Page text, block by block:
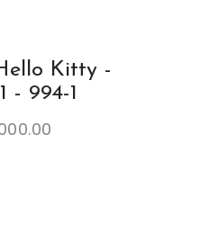
Kitty -
- 994-1